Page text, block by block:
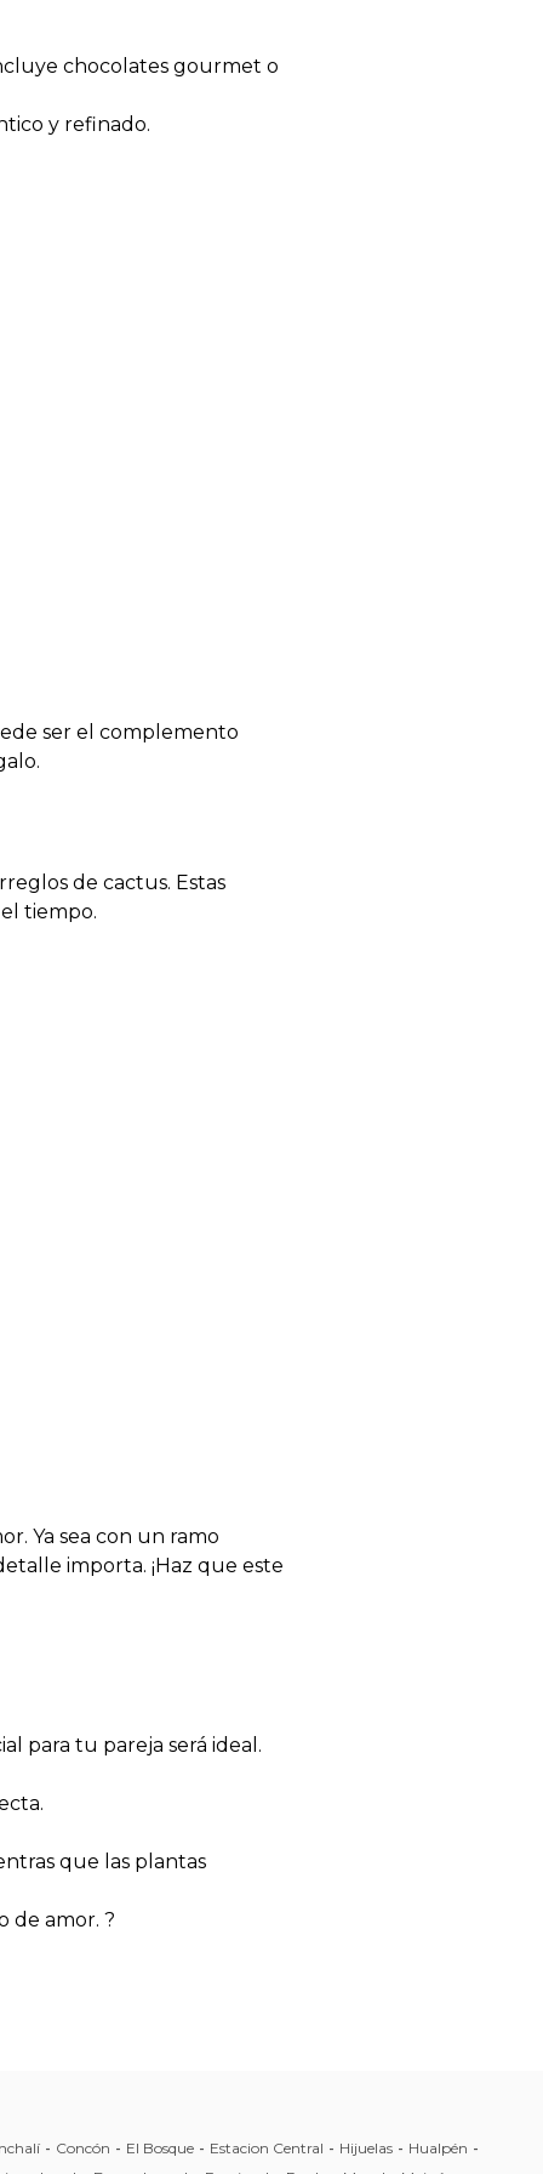
chocolates gourmet o
y refinado.
ser el complemento
de cactus. Estas
tiempo.
Ya sea con un ramo
importa. ¡Haz que este
para tu pareja será ideal.
que las plantas
de amor. ?
- Concón - El Bosque - Estacion Central - Hijuelas - Hualpén -